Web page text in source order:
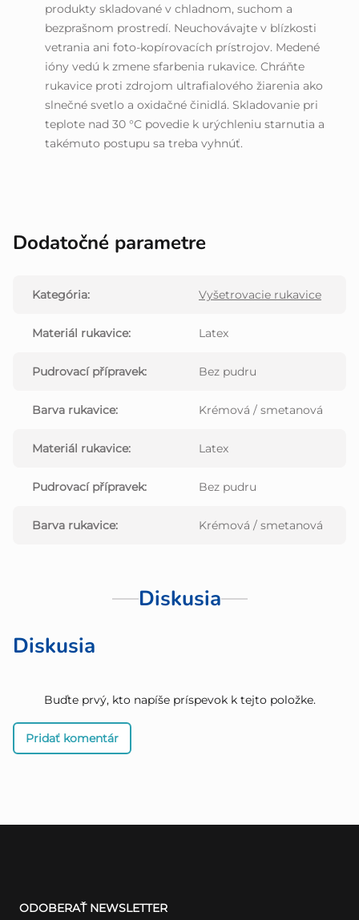
produkty skladované v chladnom, suchom a
bezprašnom prostredí. Neuchovávajte v blízkosti
vetrania ani foto-kopírovacích prístrojov. Medené
ióny vedú k zmene sfarbenia rukavice. Chráňte
rukavice proti zdrojom ultrafialového žiarenia ako
slnečné svetlo a oxidačné činidlá. Skladovanie pri
teplote nad 30 °C povedie k urýchleniu starnutia a
takémuto postupu sa treba vyhnúť.
Dodatočné parametre
Kategória: Vyšetrovacie rukavice
Materiál rukavice: Latex
Pudrovací přípravek: Bez pudru
Barva rukavice: Krémová / smetanová
Materiál rukavice: Latex
Pudrovací přípravek: Bez pudru
Barva rukavice: Krémová / smetanová
Diskusia
Diskusia
Buďte prvý, kto napíše príspevok k tejto položke.
Pridať komentár
ODOBERAŤ NEWSLETTER